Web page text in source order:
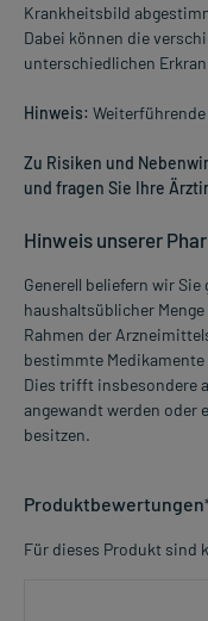
Krankheitsbild
Dabei können die
unterschiedlichen
Hinweis:
Zu Risiken und
und fragen Sie Ihre
Hinweis unserer
Generell beliefern wir
haushaltsüblicher
Rahmen der
bestimmte
Dies trifft insbesondere
angewandt werden oder
besitzen.
Für dieses Produkt sind